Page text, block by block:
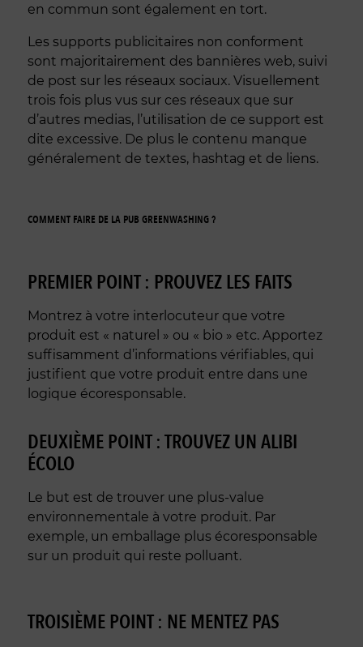
en commun sont également en tort.
Les supports publicitaires non conforment
sont majoritairement des bannières web, suivi
de post sur les réseaux sociaux. Visuellement
trois fois plus vus sur ces réseaux que sur
d’autres medias, l’utilisation de ce support est
dite excessive. De plus le contenu manque
généralement de textes, hashtag et de liens.
COMMENT FAIRE DE LA PUB GREENWASHING ?
PREMIER POINT : PROUVEZ LES FAITS
Montrez à votre interlocuteur que votre
produit est « naturel » ou « bio » etc. Apportez
suffisamment d’informations vérifiables, qui
justifient que votre produit entre dans une
logique écoresponsable.
DEUXIÈME POINT : TROUVEZ UN ALIBI
ÉCOLO
Le but est de trouver une plus-value
environnementale à votre produit. Par
exemple, un emballage plus écoresponsable
sur un produit qui reste polluant.
TROISIÈME POINT : NE MENTEZ PAS